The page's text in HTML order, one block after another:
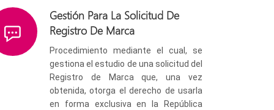
Gestión Para La Solicitud De
Registro De Marca
Procedimiento mediante el cual, se
gestiona el estudio de una solicitud del
Registro de Marca que, una vez
obtenida, otorga el derecho de usarla
en forma exclusiva en la República